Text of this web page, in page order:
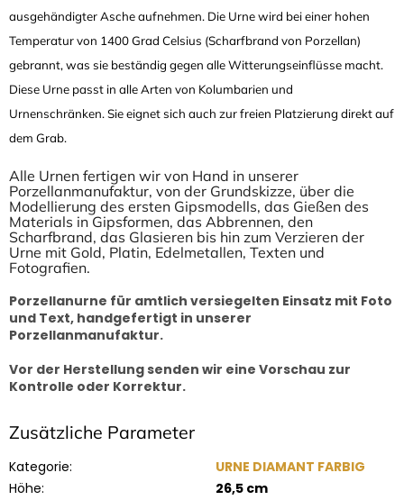
ausgehändigter Asche aufnehmen. Die Urne wird bei einer hohen
Temperatur von 1400 Grad Celsius (Scharfbrand von Porzellan)
gebrannt, was sie beständig gegen alle Witterungseinflüsse macht.
Diese Urne passt in alle Arten von Kolumbarien und
Urnenschränken. Sie eignet sich auch zur freien Platzierung direkt auf
dem Grab.
Alle Urnen fertigen wir von Hand in unserer
Porzellanmanufaktur, von der Grundskizze, über die
Modellierung des ersten Gipsmodells, das Gießen des
Materials in Gipsformen, das Abbrennen, den
Scharfbrand, das Glasieren bis hin zum Verzieren der
Urne mit Gold, Platin, Edelmetallen, Texten und
Fotografien.
Porzellanurne für amtlich versiegelten Einsatz mit Foto
und Text, handgefertigt in unserer
Porzellanmanufaktur.
Vor der Herstellung senden wir eine Vorschau zur
Kontrolle oder Korrektur.
Zusätzliche Parameter
Kategorie:
URNE DIAMANT FARBIG
Höhe:
26,5 cm